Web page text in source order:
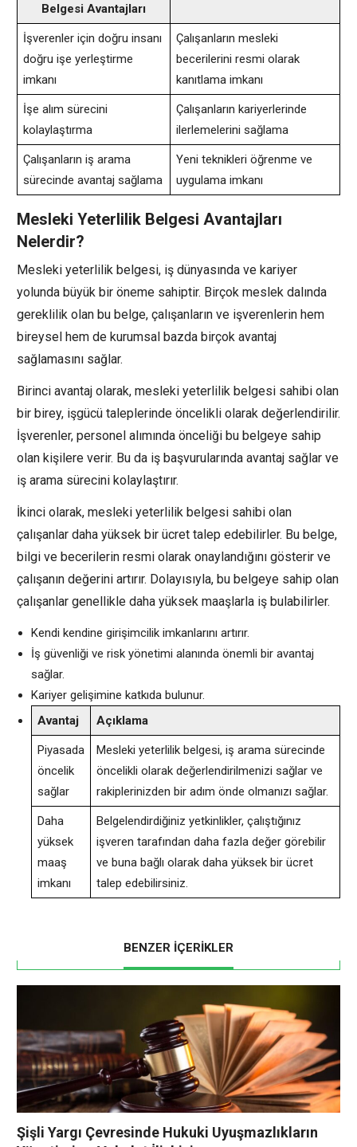
Belgesi Avantajları
İşverenler için doğru insanı
doğru işe yerleştirme
imkanı
Çalışanların mesleki
becerilerini resmi olarak
kanıtlama imkanı
İşe alım sürecini
kolaylaştırma
Çalışanların kariyerlerinde
ilerlemelerini sağlama
Çalışanların iş arama
sürecinde avantaj sağlama
Yeni teknikleri öğrenme ve
uygulama imkanı
Mesleki Yeterlilik Belgesi Avantajları
Nelerdir?
Mesleki yeterlilik belgesi, iş dünyasında ve kariyer
yolunda büyük bir öneme sahiptir. Birçok meslek dalında
gereklilik olan bu belge, çalışanların ve işverenlerin hem
bireysel hem de kurumsal bazda birçok avantaj
sağlamasını sağlar.
Birinci avantaj olarak, mesleki yeterlilik belgesi sahibi olan
bir birey, işgücü taleplerinde öncelikli olarak değerlendirilir.
İşverenler, personel alımında önceliği bu belgeye sahip
olan kişilere verir. Bu da iş başvurularında avantaj sağlar ve
iş arama sürecini kolaylaştırır.
İkinci olarak, mesleki yeterlilik belgesi sahibi olan
çalışanlar daha yüksek bir ücret talep edebilirler. Bu belge,
bilgi ve becerilerin resmi olarak onaylandığını gösterir ve
çalışanın değerini artırır. Dolayısıyla, bu belgeye sahip olan
çalışanlar genellikle daha yüksek maaşlarla iş bulabilirler.
Kendi kendine girişimcilik imkanlarını artırır.
İş güvenliği ve risk yönetimi alanında önemli bir avantaj
sağlar.
Kariyer gelişimine katkıda bulunur.
Avantaj
Açıklama
Piyasada
öncelik
sağlar
Mesleki yeterlilik belgesi, iş arama sürecinde
öncelikli olarak değerlendirilmenizi sağlar ve
rakiplerinizden bir adım önde olmanızı sağlar.
Daha
yüksek
maaş
imkanı
Belgelendirdiğiniz yetkinlikler, çalıştığınız
işveren tarafından daha fazla değer görebilir
ve buna bağlı olarak daha yüksek bir ücret
talep edebilirsiniz.
BENZER İÇERİKLER
Şişli Yargı Çevresinde Hukuki Uyuşmazlıkların